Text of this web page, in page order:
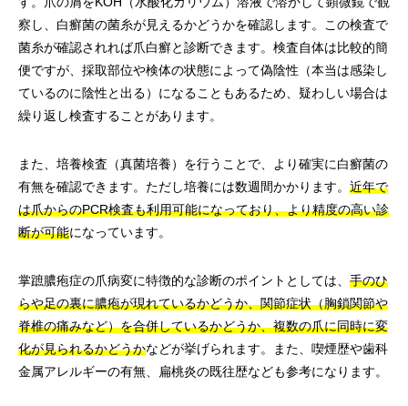
察し、白癬菌の菌糸が見えるかどうかを確認します。この検査で
菌糸が確認されれば爪白癬と診断できます。検査自体は比較的簡
便ですが、採取部位や検体の状態によって偽陰性（本当は感染し
ているのに陰性と出る）になることもあるため、疑わしい場合は
繰り返し検査することがあります。
また、培養検査（真菌培養）を行うことで、より確実に白癬菌の
有無を確認できます。ただし培養には数週間かかります。 近年で
は爪からのPCR検査も利用可能になっており、より精度の高い診
断が可能になっています。
掌蹠膿疱症の爪病変に特徴的な診断のポイントとしては、 手のひ
らや足の裏に膿疱が現れているかどうか、関節症状（胸鎖関節や
脊椎の痛みなど）を合併しているかどうか、複数の爪に同時に変
化が見られるかどうかなどが挙げられます。また、喫煙歴や歯科
金属アレルギーの有無、扁桃炎の既往歴なども参考になります。